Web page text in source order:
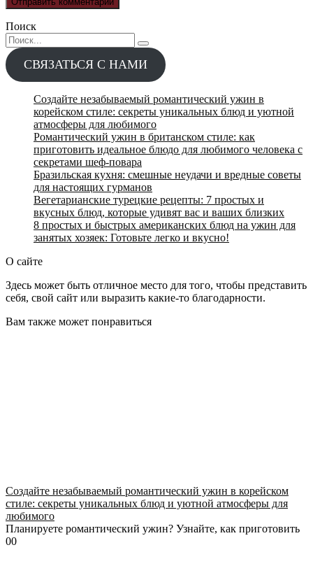
Поиск
Search
for:
СВЯЗАТЬСЯ С НАМИ
Создайте незабываемый романтический ужин в
корейском стиле: секреты уникальных блюд и уютной
атмосферы для любимого
Романтический ужин в британском стиле: как
приготовить идеальное блюдо для любимого человека с
секретами шеф-повара
Бразильская кухня: смешные неудачи и вредные советы
для настоящих гурманов
Вегетарианские турецкие рецепты: 7 простых и
вкусных блюд, которые удивят вас и ваших близких
8 простых и быстрых американских блюд на ужин для
занятых хозяек: Готовьте легко и вкусно!
О сайте
Здесь может быть отличное место для того, чтобы представить
себя, свой сайт или выразить какие-то благодарности.
Вам также может понравиться
Создайте незабываемый романтический ужин в корейском
стиле: секреты уникальных блюд и уютной атмосферы для
любимого
Планируете романтический ужин? Узнайте, как приготовить
00